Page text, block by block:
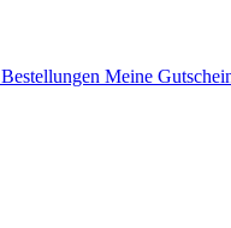
Bestellungen Meine